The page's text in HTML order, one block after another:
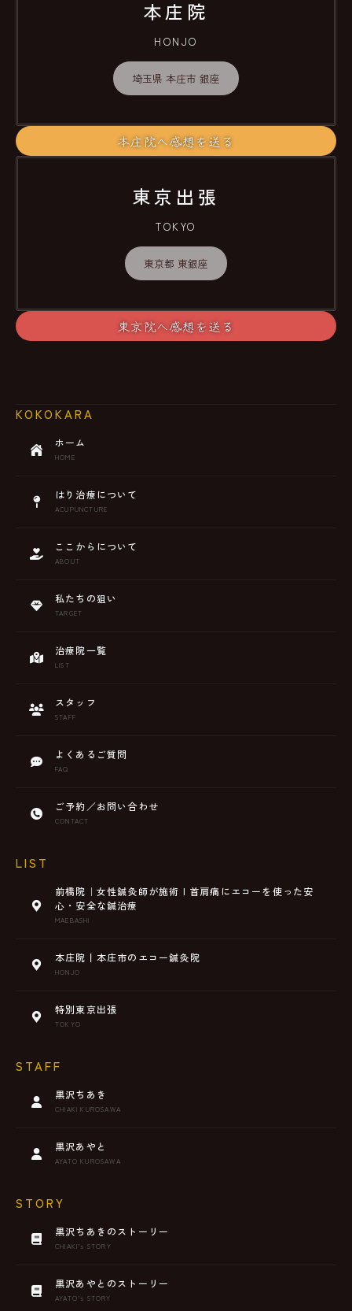
本庄院
HONJO
埼玉県 本庄市 銀座
本庄院へ感想を送る
東京出張
TOKYO
東京都 東銀座
東京院へ感想を送る
KOKOKARA
ホーム
HOME
はり治療について
ACUPUNCTURE
ここからについて
ABOUT
私たちの狙い
TARGET
治療院一覧
LIST
スタッフ
STAFF
よくあるご質問
FAQ
ご予約／お問い合わせ
CONTACT
LIST
前橋院｜女性鍼灸師が施術 | 首肩痛にエコーを使った安
心・安全な鍼治療
MAEBASHI
本庄院丨本庄市のエコー鍼灸院
HONJO
特別東京出張
TOKYO
STAFF
黒沢ちあき
CHIAKI KUROSAWA
黒沢あやと
AYATO KUROSAWA
STORY
黒沢ちあきのストーリー
CHIAKI’s STORY
黒沢あやとのストーリー
AYATO’s STORY